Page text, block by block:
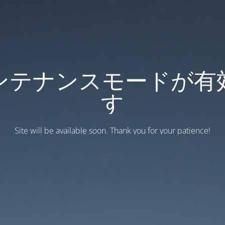
テナンスモードが有
す
Site will be available soon. Thank you for your patience!